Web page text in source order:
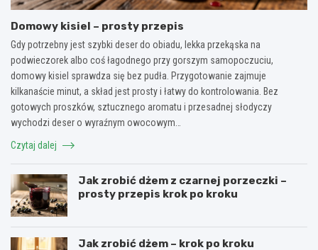
Domowy kisiel – prosty przepis
Gdy potrzebny jest szybki deser do obiadu, lekka przekąska na
podwieczorek albo coś łagodnego przy gorszym samopoczuciu,
domowy kisiel sprawdza się bez pudła. Przygotowanie zajmuje
kilkanaście minut, a skład jest prosty i łatwy do kontrolowania. Bez
gotowych proszków, sztucznego aromatu i przesadnej słodyczy
wychodzi deser o wyraźnym owocowym…
Czytaj dalej
Jak zrobić dżem z czarnej porzeczki –
prosty przepis krok po kroku
Jak zrobić dżem – krok po kroku